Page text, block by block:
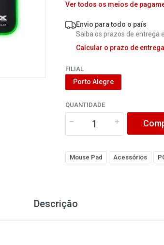
Ver todos os meios de
Envio para todo o país
Saiba os prazos de entrega
Calcular o prazo de entrega
FILIAL
Porto Alegre
QUANTIDADE
Mouse Pad Acessórios
Descrição